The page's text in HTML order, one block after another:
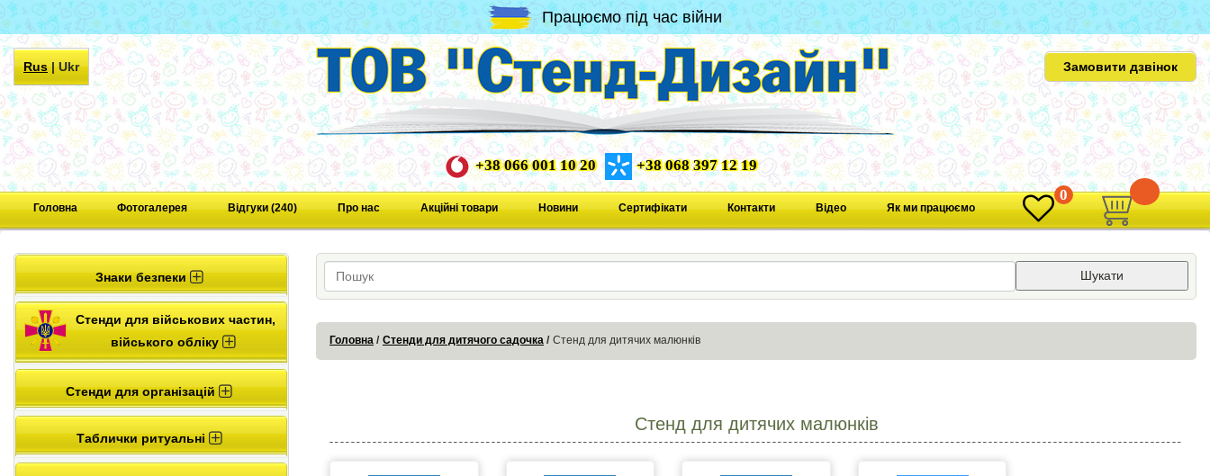
Працюємо під час війни
Rus|Ukr Замовити дзвінок
+38 066 001 10 20 +38 068 397 12 19
Головна Фотогалерея Відгуки (240) Про нас Акційні товари Новини Сертифікати Контакти Відео Як ми працюємо
0
Знаки безпеки
Стенди для військових частин,
війського обліку
Стенди для організацій
Таблички ритуальні
Шукати
Головна Стенди для дитячого садочка Стенд для дитячих малюнків
Стенд для дитячих малюнків